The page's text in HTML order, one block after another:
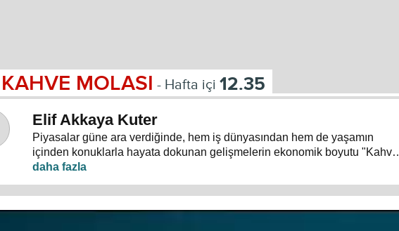
KAHVE MOLASI - Hafta içi 12.35
Elif Akkaya Kuter
Piyasalar güne ara verdiğinde, hem iş dünyasından hem de yaşamın
içinden konuklarla hayata dokunan gelişmelerin ekonomik boyutu "Kahve
Molası"nda masaya yatırılıyor.